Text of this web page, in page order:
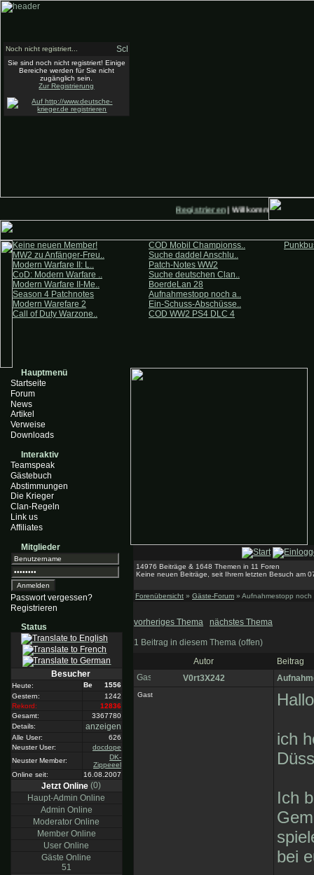
Registrieren| Willkommen auf
Keine neuen Member!
MW2 zu Anfänger-Freu..
Modern Warfare II: L..
CoD: Modern Warfare ..
Modern Warfare II-Me..
Season 4 Patchnotes
Modern Warefare 2
Call of Duty Warzone..
COD Mobil Championss..
Suche daddel Anschlu..
Patch-Notes WW2
Suche deutschen Clan..
BoerdeLan 28
Aufnahmestopp noch a..
Ein-Schuss-Abschüsse..
COD WW2 PS4 DLC 4
Hauptmenü
Startseite
Forum
News
Artikel
Verweise
Downloads
Interaktiv
Teamspeak
Gästebuch
Abstimmungen
Die Krieger
Clan-Regeln
Link us
Affiliates
Mitglieder
Passwort vergessen?
Registrieren
Status
Besucher
Heute:
1556
Gestern:
1242
Rekord:
12836
Gesamt:
3367780
Details:
anzeigen
Alle User:
626
Neuster User:
docdope
Neuster Member:
DK-
Zippeeel
Online seit:
16.08.2007
Jetzt Online (0)
Haupt-Admin Online
Admin Online
Moderator Online
Member Online
User Online
Gäste Online
51
14976 Beiträge & 1648 Themen in 11 Foren
Keine neuen Beiträge, seit Ihrem letzten Besuch am
Forenübersicht » Gäste-Forum » Aufnahmestopp noch
vorheriges Thema nächstes Thema
1 Beitrag in diesem Thema (offen)
Autor
Beitrag
V0rt3X242
Gast
ich
Ich
bei
Noch nicht registriert...
Sie sind noch nicht registriert! Einige
Bereiche werden für Sie nicht
zugänglich sein.
Zur Registrierung